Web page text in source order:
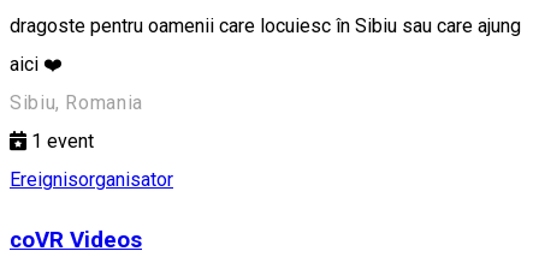
dragoste pentru oamenii care locuiesc în Sibiu sau care ajung
aici ❤️
Sibiu, Romania
1 event
Ereignisorganisator
coVR Videos